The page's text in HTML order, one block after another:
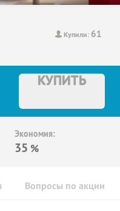
Купили: 61
КУПИТЬ
Экономия:
35 %
Вопросы по акции